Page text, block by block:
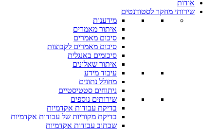
אודות
שירותי מחקר לסטודנטים
מידענות
איתור מאמרים
סיכום מאמרים
סיכום מאמרים לקבוצות
סיכומים באנגלית
איתור שאלונים
עיבוד מידע
מחולל נתונים
ניתוחים סטטיסטיים
שירותים נוספים
בדיקת עבודות אקדמיות
בדיקת מקוריות של עבודות אקדמיות
שכתוב עבודות אקדמיות